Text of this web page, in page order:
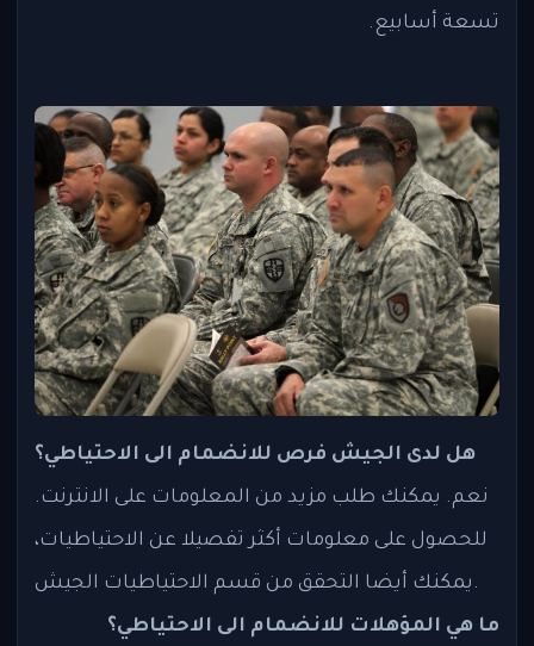
تسعة أسابيع.
هل لدى الجيش فرص للانضمام الى الاحتياطي؟
نعم. يمكنك طلب مزيد من المعلومات على الانترنت.
للحصول على معلومات أكثر تفصيلا عن الاحتياطيات،
يمكنك أيضا التحقق من قسم الاحتياطيات الجيش.
ما هي المؤهلات للانضمام الى الاحتياطي؟